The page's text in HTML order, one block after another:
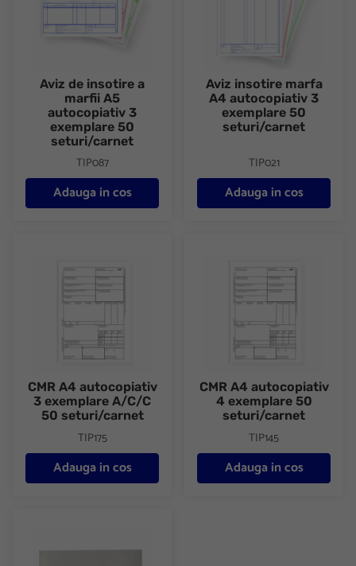
Aviz de insotire a
marfii A5
autocopiativ 3
exemplare 50
seturi/carnet
TIP087
Adauga in cos
Aviz insotire marfa
A4 autocopiativ 3
exemplare 50
seturi/carnet
TIP021
Adauga in cos
CMR A4 autocopiativ
3 exemplare A/C/C
50 seturi/carnet
TIP175
Adauga in cos
CMR A4 autocopiativ
4 exemplare 50
seturi/carnet
TIP145
Adauga in cos